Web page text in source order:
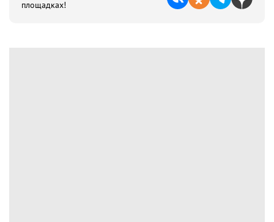
площадках!